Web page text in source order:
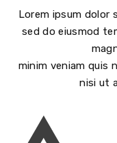
Lorem ipsum dolor
sed do eiusmod
minim veniam quis
nisi ut